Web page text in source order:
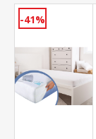
-41%